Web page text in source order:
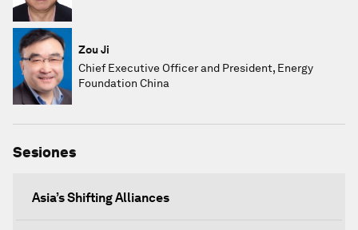
Zou Ji
Chief Executive Officer and President, Energy
Foundation China
Sesiones
Asia’s Shifting Alliances